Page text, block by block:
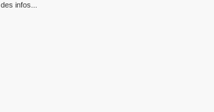
infos...